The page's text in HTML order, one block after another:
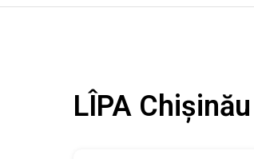
LÎPA Chișinău